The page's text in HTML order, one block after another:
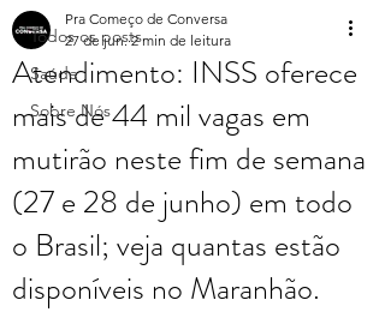
Todos os posts
Saúde
Sobre Nós
Atendimento: INSS oferece
mais de 44 mil vagas em
mutirão neste fim de semana
(27 e 28 de junho) em todo
o Brasil; veja quantas estão
disponíveis no Maranhão.
Pra Começo de Conversa
27 de jun. 2 min de leitura